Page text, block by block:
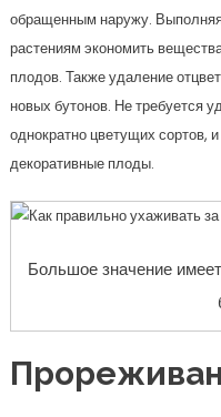
обращенным наружу.
растениям экономить
плодов. Также удаление
новых бутонов. Не требуется
однократно цветущих сортов,
декоративные плоды.
Большое значение